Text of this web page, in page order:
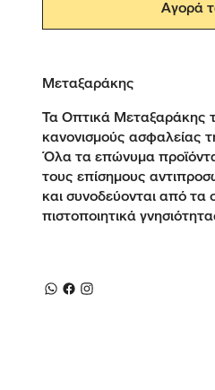
Αγορά
Μεταξαράκης
Τα Οπτικά Μεταξαράκης
κανονισμούς ασφαλείας
Όλα τα επώνυμα
τους επίσημους
και συνοδεύονται από τα
πιστοποιητικά